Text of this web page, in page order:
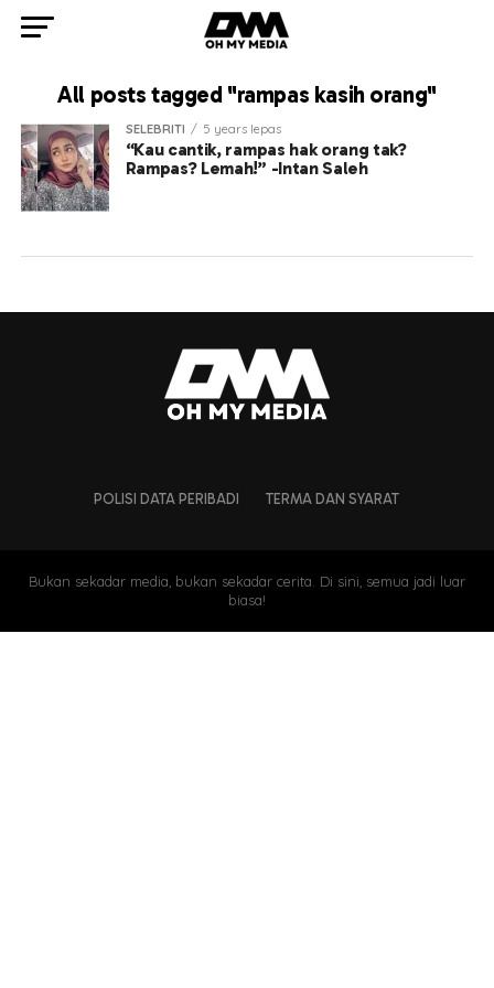
All posts tagged "rampas kasih orang"
SELEBRITI 5 years lepas
“Kau cantik, rampas hak orang tak?
Rampas? Lemah!” -Intan Saleh
POLISI DATA PERIBADI TERMA DAN SYARAT
Bukan sekadar media, bukan sekadar cerita. Di sini, semua jadi luar
biasa!